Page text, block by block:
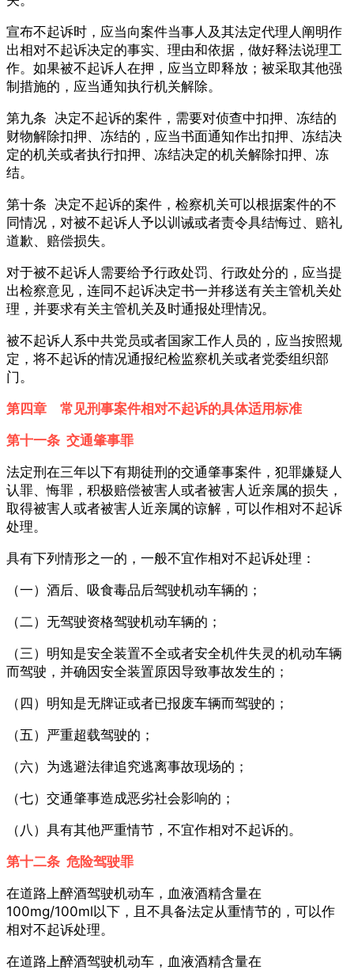
宣布不起诉时，应当向案件当事人及其法定代理人阐明作
出相对不起诉决定的事实、理由和依据，做好释法说理工
作。如果被不起诉人在押，应当立即释放；被采取其他强
制措施的，应当通知执行机关解除。
第九条 决定不起诉的案件，需要对侦查中扣押、冻结的
财物解除扣押、冻结的，应当书面通知作出扣押、冻结决
定的机关或者执行扣押、冻结决定的机关解除扣押、冻
结。
第十条 决定不起诉的案件，检察机关可以根据案件的不
同情况，对被不起诉人予以训诫或者责令具结悔过、赔礼
道歉、赔偿损失。
对于被不起诉人需要给予行政处罚、行政处分的，应当提
出检察意见，连同不起诉决定书一并移送有关主管机关处
理，并要求有关主管机关及时通报处理情况。
被不起诉人系中共党员或者国家工作人员的，应当按照规
定，将不起诉的情况通报纪检监察机关或者党委组织部
门。
第四章 常见刑事案件相对不起诉的具体适用标准
第十一条 交通肇事罪
法定刑在三年以下有期徒刑的交通肇事案件，犯罪嫌疑人
认罪、悔罪，积极赔偿被害人或者被害人近亲属的损失，
取得被害人或者被害人近亲属的谅解，可以作相对不起诉
处理。
具有下列情形之一的，一般不宜作相对不起诉处理：
（一）酒后、吸食毒品后驾驶机动车辆的；
（二）无驾驶资格驾驶机动车辆的；
（三）明知是安全装置不全或者安全机件失灵的机动车辆
而驾驶，并确因安全装置原因导致事故发生的；
（四）明知是无牌证或者已报废车辆而驾驶的；
（五）严重超载驾驶的；
（六）为逃避法律追究逃离事故现场的；
（七）交通肇事造成恶劣社会影响的；
（八）具有其他严重情节，不宜作相对不起诉的。
第十二条 危险驾驶罪
在道路上醉酒驾驶机动车，血液酒精含量在
100mg/100ml以下，且不具备法定从重情节的，可以作
相对不起诉处理。
在道路上醉酒驾驶机动车，血液酒精含量在